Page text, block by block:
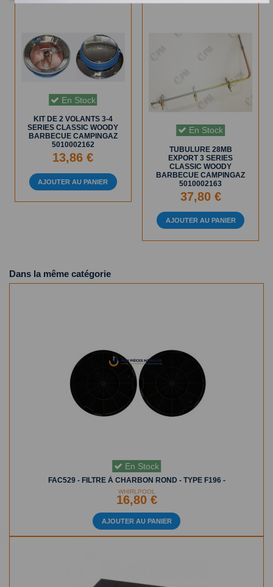
En Stock
KIT DE 2 VOLANTS 3-4
SERIES CLASSIC WOODY
BARBECUE CAMPINGAZ
5010002162
13,86 €
AJOUTER AU PANIER
En Stock
TUBULURE 28MB
EXPORT 3 SERIES
CLASSIC WOODY
BARBECUE CAMPINGAZ
5010002163
37,80 €
AJOUTER AU PANIER
Dans la même catégorie
En Stock
FAC529 - FILTRE À CHARBON ROND - TYPE F196 -
WHIRLPOOL
16,80 €
AJOUTER AU PANIER